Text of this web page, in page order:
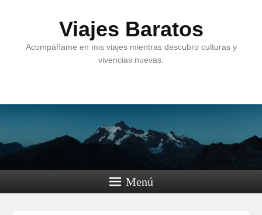
Viajes Baratos
Acompáñame en mis viajes mientras descubro culturas y
vivencias nuevas.
Menú